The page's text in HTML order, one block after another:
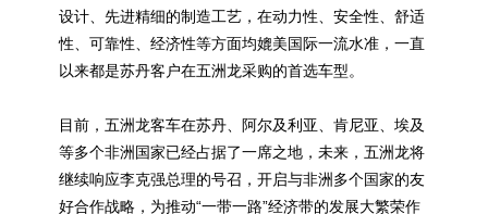
设计、先进精细的制造工艺，在动力性、安全性、舒适
性、可靠性、经济性等方面均媲美国际一流水准，一直
以来都是苏丹客户在五洲龙采购的首选车型。
目前，五洲龙客车在苏丹、阿尔及利亚、肯尼亚、埃及
等多个非洲国家已经占据了一席之地，未来，五洲龙将
继续响应李克强总理的号召，开启与非洲多个国家的友
好合作战略，为推动“一带一路”经济带的发展大繁荣作